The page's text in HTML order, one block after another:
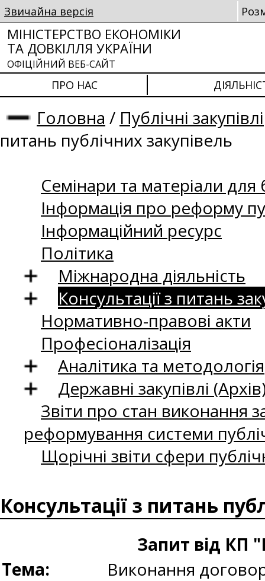
Звичайна версія
МІНІСТЕРСТВО ЕКОНОМІКИ
ТА ДОВКІЛЛЯ УКРАЇНИ
ОФІЦІЙНИЙ ВЕБ-САЙТ
ПРО НАС
Головна / Публічні закупівлі
питань публічних закупівель
Семінари та матеріали для
Інформація про реформу
Інформаційний ресурс
Політика
Міжнародна діяльність
Консультації з питань
Нормативно-правові акти
Професіоналізація
Аналітика та методологія
Державні закупівлі
Звіти про стан виконання
реформування системи
Щорічні звіти сфери
Консультації з питань
Запит від КП
Тема:
Виконання